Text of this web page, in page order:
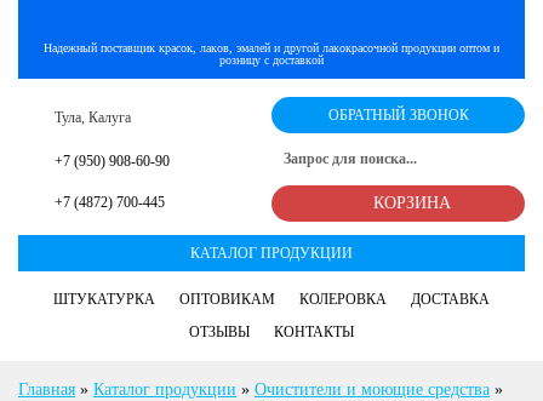
Надежный поставщик красок, лаков, эмалей и другой лакокрасочной продукции оптом и
розницу с доставкой
Тула, Калуга
+7 (950) 908-60-90
+7 (4872) 700-445
ОБРАТНЫЙ ЗВОНОК
КАТАЛОГ ПРОДУКЦИИ
ШТУКАТУРКА ОПТОВИКАМ КОЛЕРОВКА
ДОСТАВКА
ОТЗЫВЫ
КОНТАКТЫ
КОРЗИНА
Главная » Каталог продукции » Очистители и моющие средства »